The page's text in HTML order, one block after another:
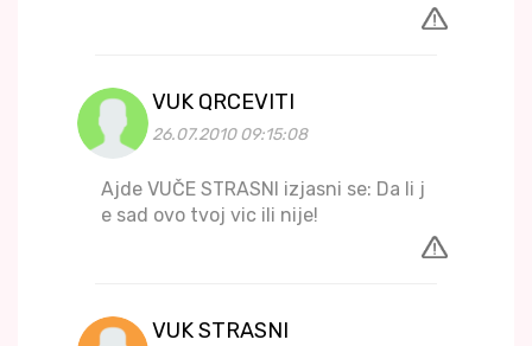
VUK QRCEVITI
26.07.2010 09:15:08
Ajde VUČE STRASNI izjasni se: Da li j
e sad ovo tvoj vic ili nije!
VUK STRASNI